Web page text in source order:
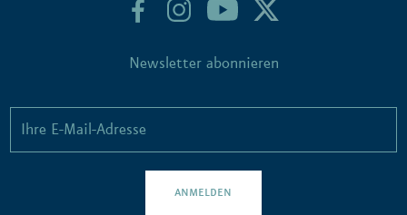
Newsletter abonnieren
ANMELDEN